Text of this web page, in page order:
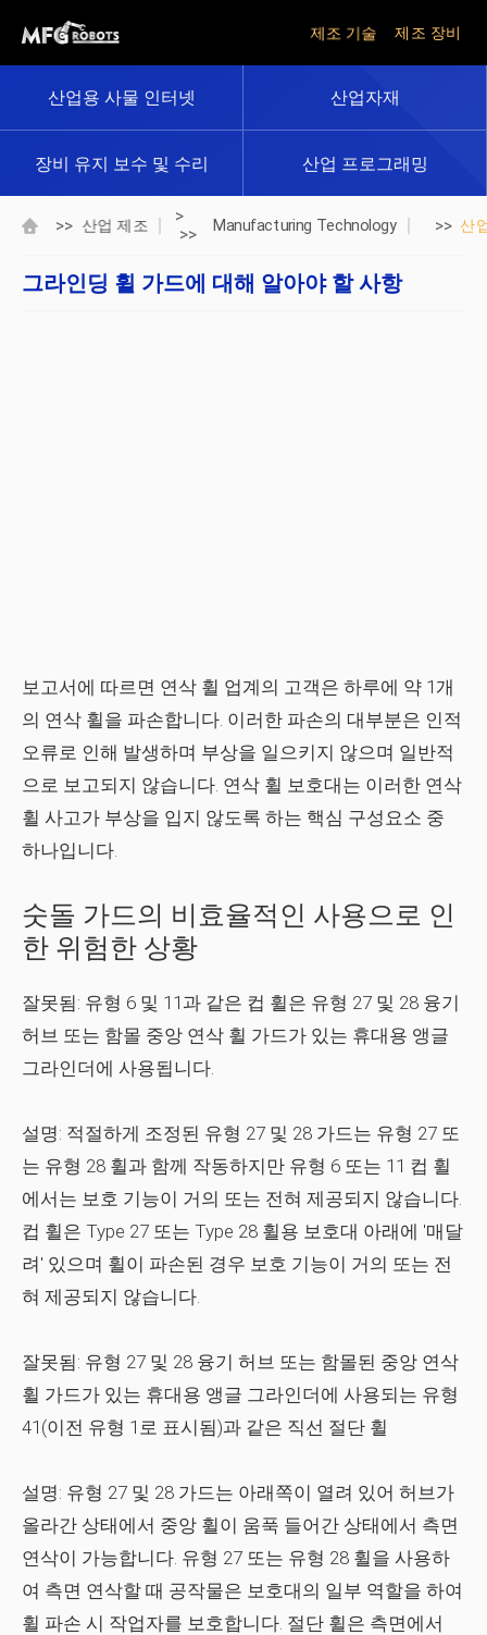
제조 기술 제조 장비
산업용 사물 인터넷 산업자재
장비 유지 보수 및 수리 산업 프로그래밍
>> 산업 제조
>
>>
Manufacturing Technology >> 산
그라인딩 휠 가드에 대해 알아야 할 사항
보고서에 따르면 연삭 휠 업계의 고객은 하루에 약 1개
의 연삭 휠을 파손합니다. 이러한 파손의 대부분은 인적
오류로 인해 발생하며 부상을 일으키지 않으며 일반적
으로 보고되지 않습니다. 연삭 휠 보호대는 이러한 연삭
휠 사고가 부상을 입지 않도록 하는 핵심 구성요소 중
하나입니다.
숫돌 가드의 비효율적인 사용으로 인
한 위험한 상황
잘못됨: 유형 6 및 11과 같은 컵 휠은 유형 27 및 28 융기
허브 또는 함몰 중앙 연삭 휠 가드가 있는 휴대용 앵글
그라인더에 사용됩니다.​
설명: 적절하게 조정된 유형 27 및 28 가드는 유형 27 또
는 유형 28 휠과 함께 작동하지만 유형 6 또는 11 컵 휠
에서는 보호 기능이 거의 또는 전혀 제공되지 않습니다.
컵 휠은 Type 27 또는 Type 28 휠용 보호대 아래에 '매달
려' 있으며 휠이 파손된 경우 보호 기능이 거의 또는 전
혀 제공되지 않습니다.
잘못됨: 유형 27 및 28 융기 허브 또는 함몰된 중앙 연삭
휠 가드가 있는 휴대용 앵글 그라인더에 사용되는 유형
41(이전 유형 1로 표시됨)과 같은 직선 절단 휠
설명: 유형 27 및 28 가드는 아래쪽이 열려 있어 허브가
올라간 상태에서 중앙 휠이 움푹 들어간 상태에서 측면
연삭이 가능합니다. 유형 27 또는 유형 28 휠을 사용하
여 측면 연삭할 때 공작물은 보호대의 일부 역할을 하여
휠 파손 시 작업자를 보호합니다. 절단 휠은 측면에서